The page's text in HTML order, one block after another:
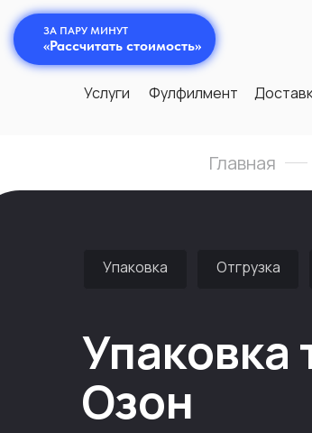
Услуги Фулфилмент
ЗА ПАРУ МИНУТ
«Рассчитать стоимость»
Главная
Упаковка
Упаковка
Озон
Отгрузка